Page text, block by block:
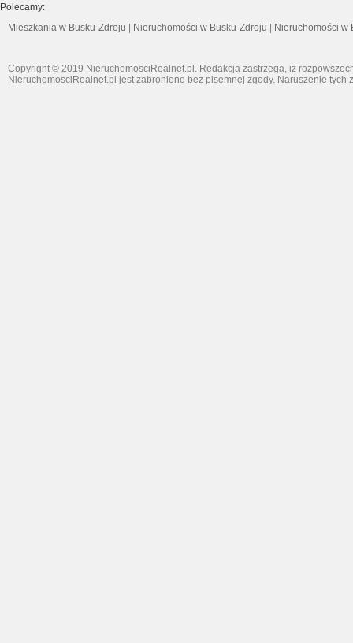
Polecamy:
Mieszkania w Busku-Zdroju
Nieruchomości w Busku-Zdroju Nieruchomości w
Copyright © 2019 NieruchomosciRealnet.pl. Redakcja zastrzega, iż
NieruchomosciRealnet.pl jest zabronione bez pisemnej zgody. Naruszenie